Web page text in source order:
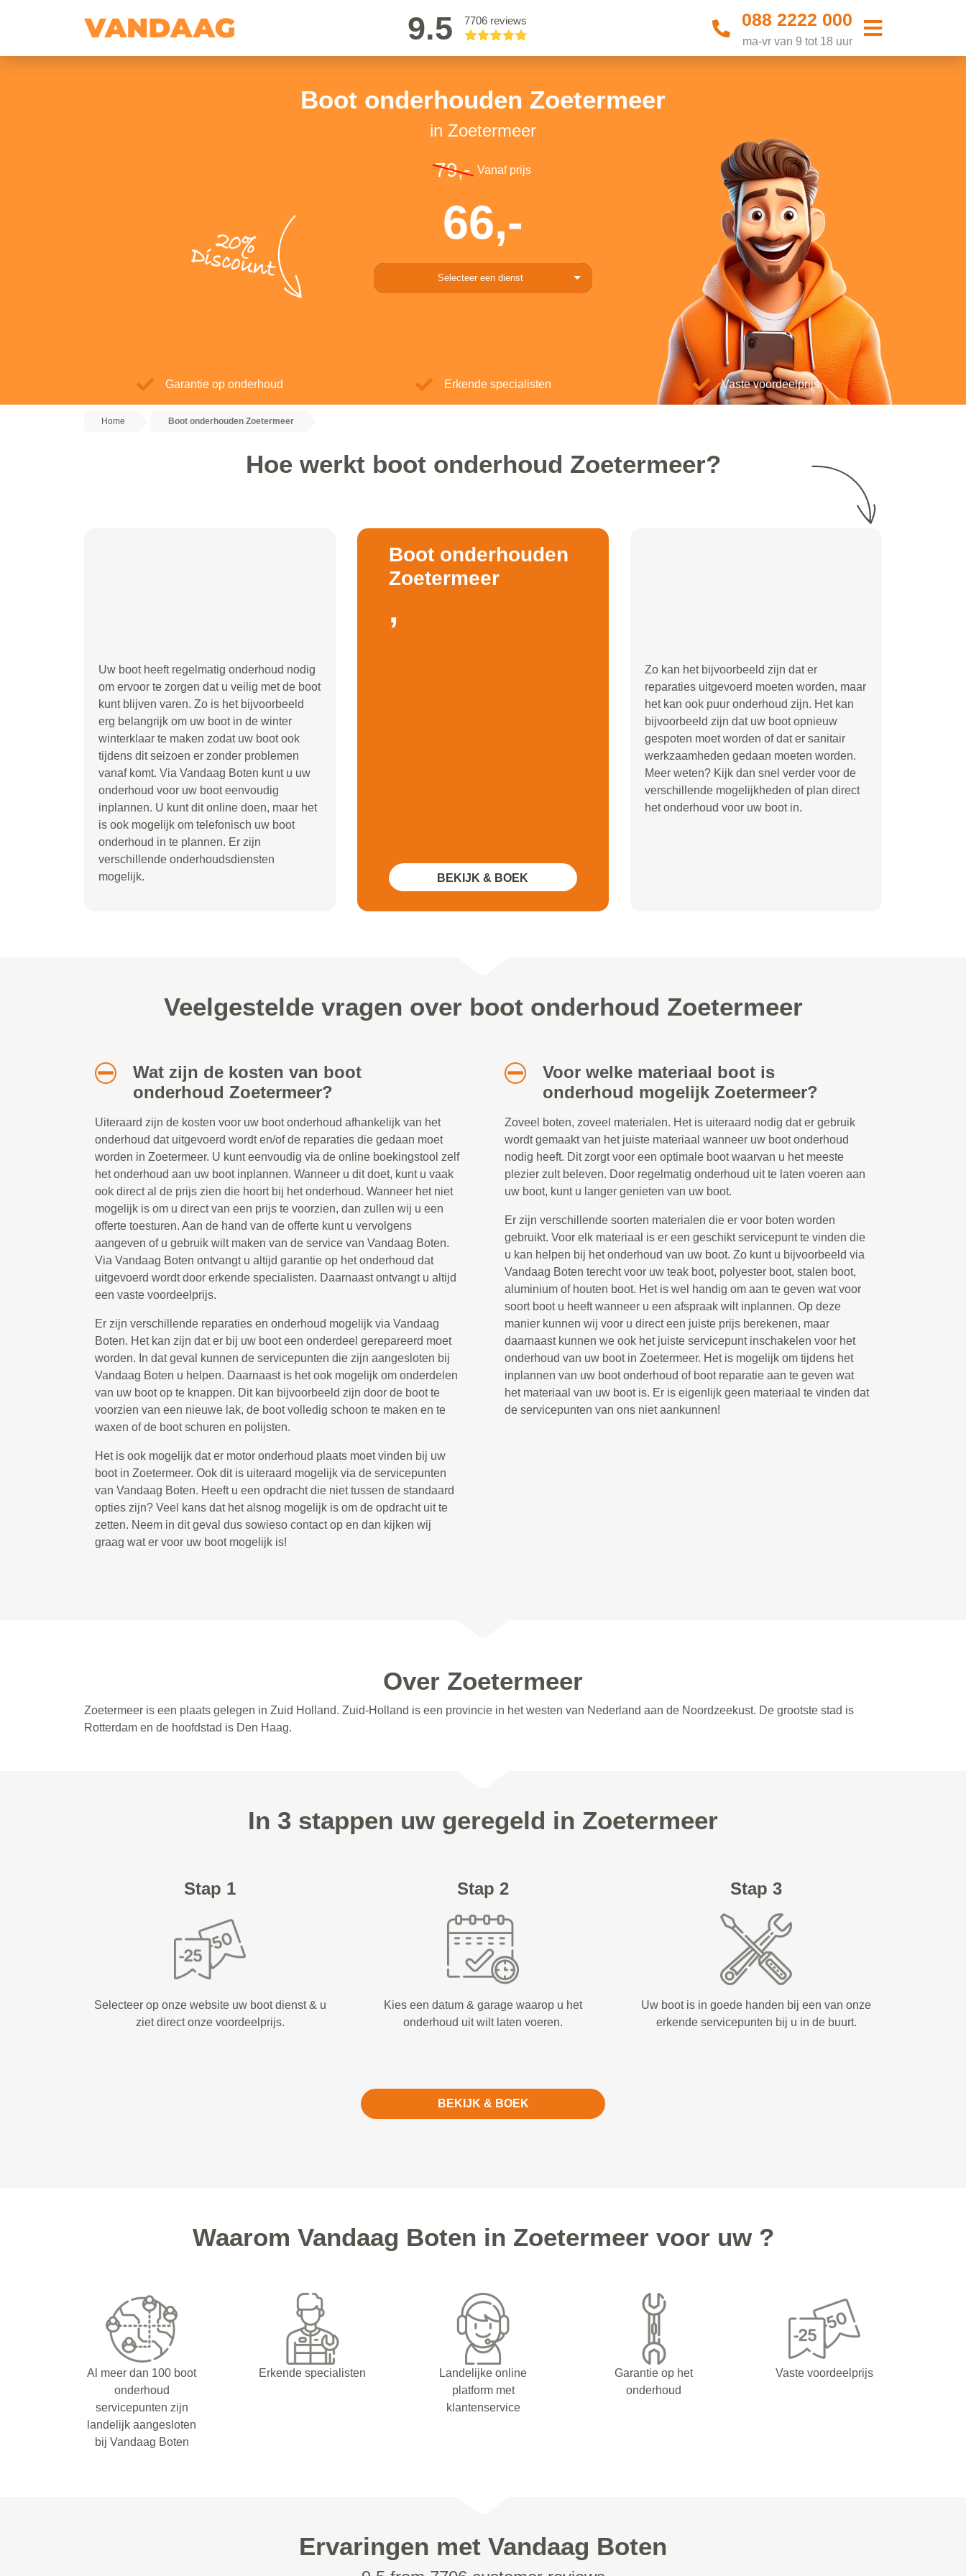
9.5 7706 reviews 088 2222 000
ma-vr van 9 tot 18 uur
Boot onderhouden Zoetermeer
in Zoetermeer
20%
Discount
79,- Vanaf prijs
66,-
Selecteer een dienst
Garantie op onderhoud Erkende specialisten Vaste voordeelprijs
Home Boot onderhouden Zoetermeer
Hoe werkt boot onderhoud Zoetermeer?
Uw boot heeft regelmatig onderhoud nodig
om ervoor te zorgen dat u veilig met de boot
kunt blijven varen. Zo is het bijvoorbeeld
erg belangrijk om uw boot in de winter
winterklaar te maken zodat uw boot ook
tijdens dit seizoen er zonder problemen
vanaf komt. Via Vandaag Boten kunt u uw
onderhoud voor uw boot eenvoudig
inplannen. U kunt dit online doen, maar het
is ook mogelijk om telefonisch uw boot
onderhoud in te plannen. Er zijn
verschillende onderhoudsdiensten
mogelijk.
Boot onderhouden
Zoetermeer
,
BEKIJK & BOEK
Zo kan het bijvoorbeeld zijn dat er
reparaties uitgevoerd moeten worden, maar
het kan ook puur onderhoud zijn. Het kan
bijvoorbeeld zijn dat uw boot opnieuw
gespoten moet worden of dat er sanitair
werkzaamheden gedaan moeten worden.
Meer weten? Kijk dan snel verder voor de
verschillende mogelijkheden of plan direct
het onderhoud voor uw boot in.
Veelgestelde vragen over boot onderhoud Zoetermeer
Wat zijn de kosten van boot
onderhoud Zoetermeer?
Uiteraard zijn de kosten voor uw boot onderhoud afhankelijk van het
onderhoud dat uitgevoerd wordt en/of de reparaties die gedaan moet
worden in Zoetermeer. U kunt eenvoudig via de online boekingstool zelf
het onderhoud aan uw boot inplannen. Wanneer u dit doet, kunt u vaak
ook direct al de prijs zien die hoort bij het onderhoud. Wanneer het niet
mogelijk is om u direct van een prijs te voorzien, dan zullen wij u een
offerte toesturen. Aan de hand van de offerte kunt u vervolgens
aangeven of u gebruik wilt maken van de service van Vandaag Boten.
Via Vandaag Boten ontvangt u altijd garantie op het onderhoud dat
uitgevoerd wordt door erkende specialisten. Daarnaast ontvangt u altijd
een vaste voordeelprijs.
Er zijn verschillende reparaties en onderhoud mogelijk via Vandaag
Boten. Het kan zijn dat er bij uw boot een onderdeel gerepareerd moet
worden. In dat geval kunnen de servicepunten die zijn aangesloten bij
Vandaag Boten u helpen. Daarnaast is het ook mogelijk om onderdelen
van uw boot op te knappen. Dit kan bijvoorbeeld zijn door de boot te
voorzien van een nieuwe lak, de boot volledig schoon te maken en te
waxen of de boot schuren en polijsten.
Het is ook mogelijk dat er motor onderhoud plaats moet vinden bij uw
boot in Zoetermeer. Ook dit is uiteraard mogelijk via de servicepunten
van Vandaag Boten. Heeft u een opdracht die niet tussen de standaard
opties zijn? Veel kans dat het alsnog mogelijk is om de opdracht uit te
zetten. Neem in dit geval dus sowieso contact op en dan kijken wij
graag wat er voor uw boot mogelijk is!
Voor welke materiaal boot is
onderhoud mogelijk Zoetermeer?
Zoveel boten, zoveel materialen. Het is uiteraard nodig dat er gebruik
wordt gemaakt van het juiste materiaal wanneer uw boot onderhoud
nodig heeft. Dit zorgt voor een optimale boot waarvan u het meeste
plezier zult beleven. Door regelmatig onderhoud uit te laten voeren aan
uw boot, kunt u langer genieten van uw boot.
Er zijn verschillende soorten materialen die er voor boten worden
gebruikt. Voor elk materiaal is er een geschikt servicepunt te vinden die
u kan helpen bij het onderhoud van uw boot. Zo kunt u bijvoorbeeld via
Vandaag Boten terecht voor uw teak boot, polyester boot, stalen boot,
aluminium of houten boot. Het is wel handig om aan te geven wat voor
soort boot u heeft wanneer u een afspraak wilt inplannen. Op deze
manier kunnen wij voor u direct een juiste prijs berekenen, maar
daarnaast kunnen we ook het juiste servicepunt inschakelen voor het
onderhoud van uw boot in Zoetermeer. Het is mogelijk om tijdens het
inplannen van uw boot onderhoud of boot reparatie aan te geven wat
het materiaal van uw boot is. Er is eigenlijk geen materiaal te vinden dat
de servicepunten van ons niet aankunnen!
Over Zoetermeer
Zoetermeer is een plaats gelegen in Zuid Holland. Zuid-Holland is een provincie in het westen van Nederland aan de Noordzeekust. De grootste stad is
Rotterdam en de hoofdstad is Den Haag.
In 3 stappen uw geregeld in Zoetermeer
Stap 1
Selecteer op onze website uw boot dienst & u
ziet direct onze voordeelprijs.
Stap 2
Kies een datum & garage waarop u het
onderhoud uit wilt laten voeren.
Stap 3
Uw boot is in goede handen bij een van onze
erkende servicepunten bij u in de buurt.
BEKIJK & BOEK
Waarom Vandaag Boten in Zoetermeer voor uw ?
Al meer dan 100 boot
onderhoud
servicepunten zijn
landelijk aangesloten
bij Vandaag Boten
Erkende specialisten
Landelijke online
platform met
klantenservice
Garantie op het
onderhoud
Vaste voordeelprijs
Ervaringen met Vandaag Boten